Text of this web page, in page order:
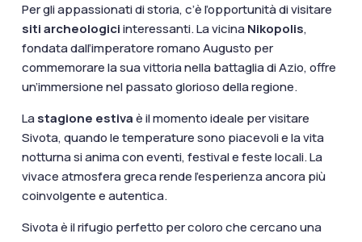
Per gli appassionati di storia, c’è l’opportunità di visitare
siti archeologiciinteressanti. La vicinaNikopolis,
fondata dall’imperatore romano Augusto per
commemorare la sua vittoria nella battaglia di Azio, offre
un’immersione nel passato glorioso della regione.
Lastagione estivaè il momento ideale per visitare
Sivota, quando le temperature sono piacevoli e la vita
notturna si anima con eventi, festival e feste locali. La
vivace atmosfera greca rende l’esperienza ancora più
coinvolgente e autentica.
Sivota è il rifugio perfetto per coloro che cercano una